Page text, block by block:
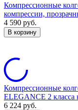
Компрессионные
компрессии,
4 590 руб.
В корзину
Компрессионные
ELEGANCE 2 класса
6 224 руб.